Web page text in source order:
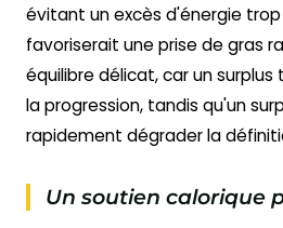
évitant un excès d'énergie
favoriserait une prise de gras
équilibre délicat, car un
la progression, tandis qu'un
rapidement dégrader la
Un soutien calorique